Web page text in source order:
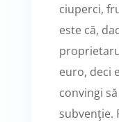
ciuperci,
este că,
euro, deci
convingi
subvenţie.